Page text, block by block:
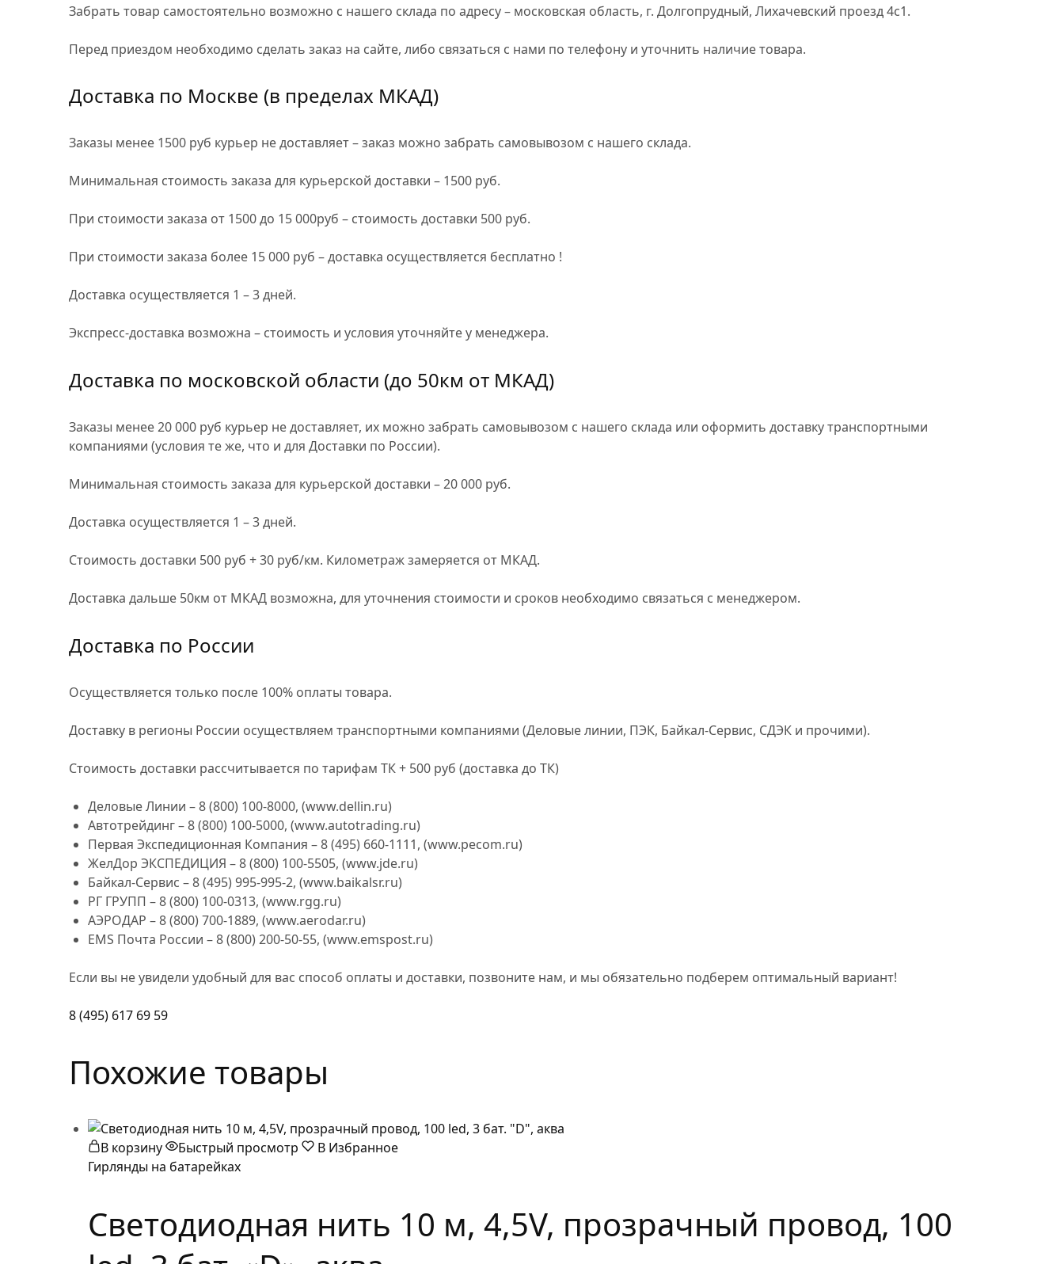
Забрать товар самостоятельно возможно с нашего склада по адресу – московская область, г. Долгопрудный, Лихачевский проезд 4с1.
Перед приездом необходимо сделать заказ на сайте, либо связаться с нами по телефону и уточнить наличие товара.
Доставка по Москве (в пределах МКАД)
Заказы менее 1500 руб курьер не доставляет – заказ можно забрать самовывозом с нашего склада.
Минимальная стоимость заказа для курьерской доставки – 1500 руб.
При стоимости заказа от 1500 до 15 000руб – стоимость доставки 500 руб.
При стоимости заказа более 15 000 руб – доставка осуществляется бесплатно !
Доставка осуществляется 1 – 3 дней.
Экспресс-доставка возможна – стоимость и условия уточняйте у менеджера.
Доставка по московской области (до 50км от МКАД)
Заказы менее 20 000 руб курьер не доставляет, их можно забрать самовывозом с нашего склада или оформить доставку транспортными
компаниями (условия те же, что и для Доставки по России).
Минимальная стоимость заказа для курьерской доставки –20 000 руб.
Доставка осуществляется 1 – 3 дней.
Стоимость доставки 500 руб + 30 руб/км. Километраж замеряется от МКАД.
Доставка дальше 50км от МКАД возможна, для уточнения стоимости и сроков необходимо связаться с менеджером.
Доставка по России
Осуществляется только после 100% оплаты товара.
Доставку в регионы России осуществляем транспортными компаниями (Деловые линии, ПЭК, Байкал-Сервис, СДЭК и прочими).
Стоимость доставки рассчитывается по тарифам ТК + 500 руб (доставка до ТК)
Деловые Линии – 8 (800) 100-8000, (www.dellin.ru)
Автотрейдинг – 8 (800) 100-5000, (www.autotrading.ru)
Первая Экспедиционная Компания – 8 (495) 660-1111, (www.pecom.ru)
ЖелДор ЭКСПЕДИЦИЯ – 8 (800) 100-5505, (www.jde.ru)
Байкал-Сервис – 8 (495) 995-995-2, (www.baikalsr.ru)
РГ ГРУПП – 8 (800) 100-0313, (www.rgg.ru)
АЭРОДАР – 8 (800) 700-1889, (www.aerodar.ru)
EMS Почта России – 8 (800) 200-50-55, (www.emspost.ru)
Если вы не увидели удобный для вас способ оплаты и доставки, позвоните нам, и мы обязательно подберем оптимальный вариант!
8 (495) 617 69 59
Похожие товары
В корзину Быстрый просмотр
В Избранное
Гирлянды на батарейках
Светодиодная нить 10 м, 4,5V, прозрачный провод, 100